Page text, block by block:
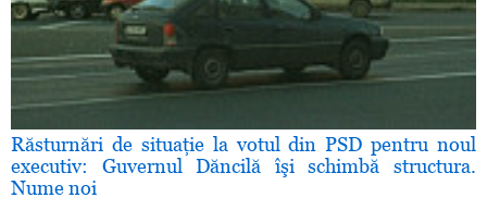
Răsturnări de situaţie la votul din PSD pentru noul
executiv: Guvernul Dăncilă îşi schimbă structura.
Nume noi